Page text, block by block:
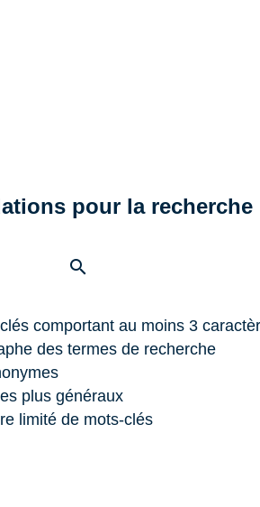
pour la recherche
search
comportant au moins 3
des termes de recherche
plus généraux
limité de mots-clés